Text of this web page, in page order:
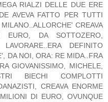
RIALZI DELLE DUE ERE
AVEVA FATTO PER TUTTI
CREAVA
DA SOTTOZERO,
DEFINITO
DA NOI, ORA: RE MIDA..FRA
GIOVANISSIMO, MICHELE,
BIECHI COMPLOTTI
CREAVA ENORME
DI EURO, OVUNQUE